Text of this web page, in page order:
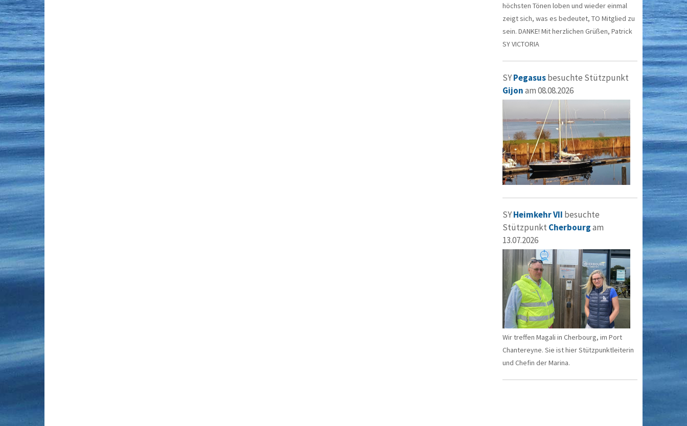
höchsten Tönen loben und wieder einmal
zeigt sich, was es bedeutet, TO Mitglied zu
sein. DANKE! Mit herzlichen Grüßen, Patrick
SY VICTORIA
SYPegasusbesuchte Stützpunkt
Gijonam 08.08.2026
SYHeimkehr VII besuchte
Stützpunkt Cherbourgam
13.07.2026
Wir treffen Magali in Cherbourg, im Port
Chantereyne. Sie ist hier Stützpunktleiterin
und Chefin der Marina.